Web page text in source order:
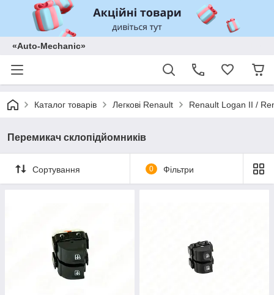
«Auto-Mechanic»
Каталог товарів Легкові Renault Renault Logan II /
Перемикач склопідйомників
Сортування 0 Фільтри